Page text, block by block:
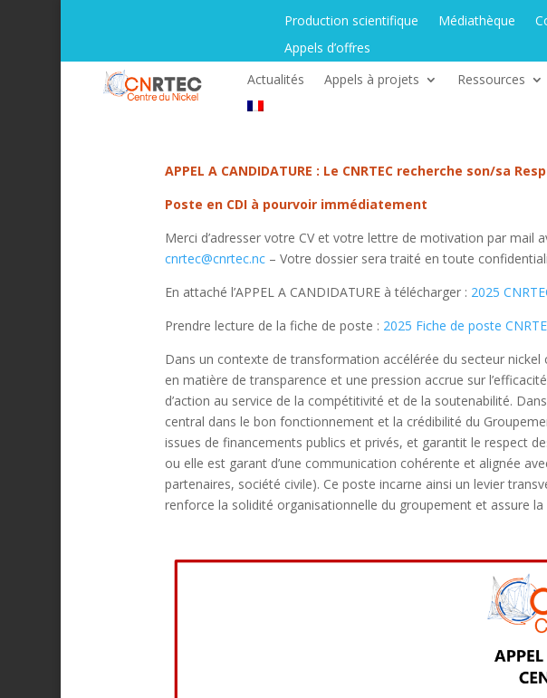
Production scientifique Médiathèque
Appels d’offres
Actualités
Appels à projets Ressources
APPEL A CANDIDATURE : Le CNRTEC recherche son/sa
Poste en CDI à pourvoir immédiatement
Merci d’adresser votre CV et votre lettre de motivation par mail
cnrtec@cnrtec.nc – Votre dossier sera traité en toute
En attaché l’APPEL A CANDIDATURE à télécharger : 2025
Prendre lecture de la fiche de poste : 2025 Fiche de poste
Dans un contexte de transformation accélérée du secteur
en matière de transparence et une pression accrue sur
d’action au service de la compétitivité et de la soutenabilité.
central dans le bon fonctionnement et la crédibilité du
issues de financements publics et privés, et garantit le respect
ou elle est garant d’une communication cohérente et alignée
partenaires, société civile). Ce poste incarne ainsi un levier
renforce la solidité organisationnelle du groupement et assure